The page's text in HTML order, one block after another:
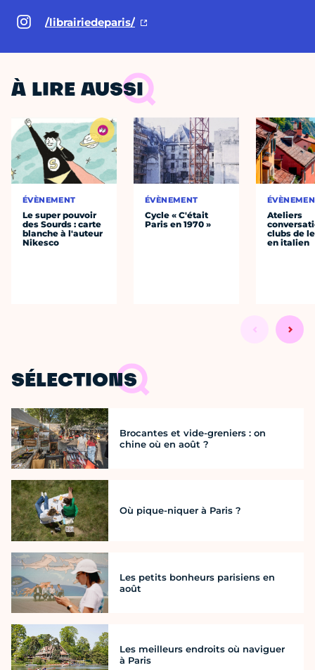
/librairiedeparis/
À LIRE AUSSI
ÉVÈNEMENT
Le super pouvoir
des Sourds : carte
blanche à l'auteur
Nikesco
ÉVÈNEMENT
Cycle « C'était
Paris en 1970 »
Ateliers
clubs de
en italien
SÉLECTIONS
Brocantes et vide-greniers : on
chine où en août ?
Où pique-niquer à Paris ?
Les petits bonheurs parisiens en
août
Les meilleurs endroits où naviguer
à Paris